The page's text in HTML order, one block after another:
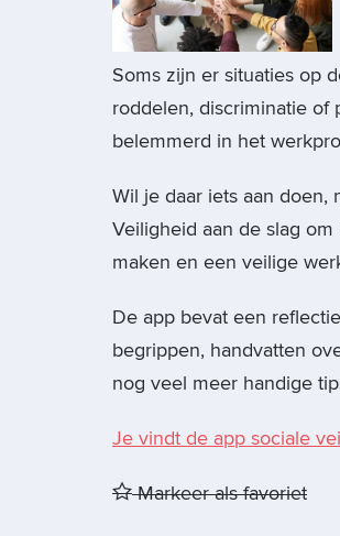
Soms zijn er situaties op
roddelen, discriminatie of
belemmerd in het
Wil je daar iets aan doen,
Veiligheid aan de slag
maken en een veilige
De app bevat een
begrippen, handvatten
nog veel meer handige
Je vindt de app sociale
Markeer als favoriet